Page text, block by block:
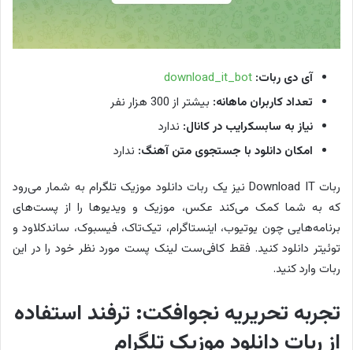
آی دی ربات: download_it_bot
تعداد کاربران ماهانه: بیشتر از 300 هزار نفر
نیاز به سابسکرایب در کانال: ندارد
امکان دانلود با جستجوی متن آهنگ: ندارد
ربات Download IT نیز یک ربات دانلود موزیک تلگرام به شمار می‌رود
که به شما کمک می‌کند عکس، موزیک و ویدیوها را از پست‌های
برنامه‌هایی چون یوتیوب، اینستاگرام، تیک‌تاک، فیسبوک، ساندکلاود و
توئیتر دانلود کنید. فقط کافی‌ست لینک پست مورد نظر خود را در این
ربات وارد کنید.
تجربه تحریریه نجوافکت: ترفند استفاده